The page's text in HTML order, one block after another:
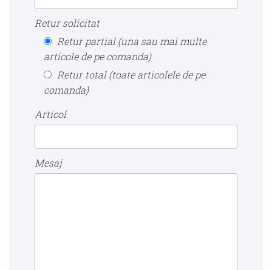
Retur solicitat
Retur partial (una sau mai multe
articole de pe comanda)
Retur total (toate articolele de pe
comanda)
Articol
Mesaj